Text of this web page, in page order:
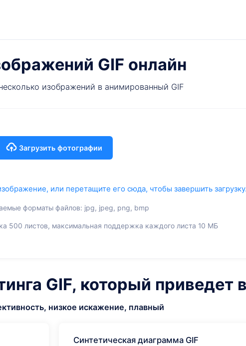
GIF онлайн
изображений в анимированный GIF
Загрузить фотографии
или перетащите его сюда, чтобы завершить загрузку.
форматы файлов: jpg, jpeg, png, bmp
500 листов, максимальная поддержка каждого листа 10 МБ
GIF, который приведет
низкое искажение, плавный
Синтетическая диаграмма GIF